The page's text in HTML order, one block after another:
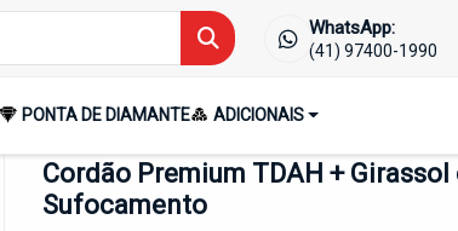
WhatsApp:
(41) 97400-1990
PONTA DE DIAMANTE ADICIONAIS
Cordão Premium TDAH +
Sufocamento